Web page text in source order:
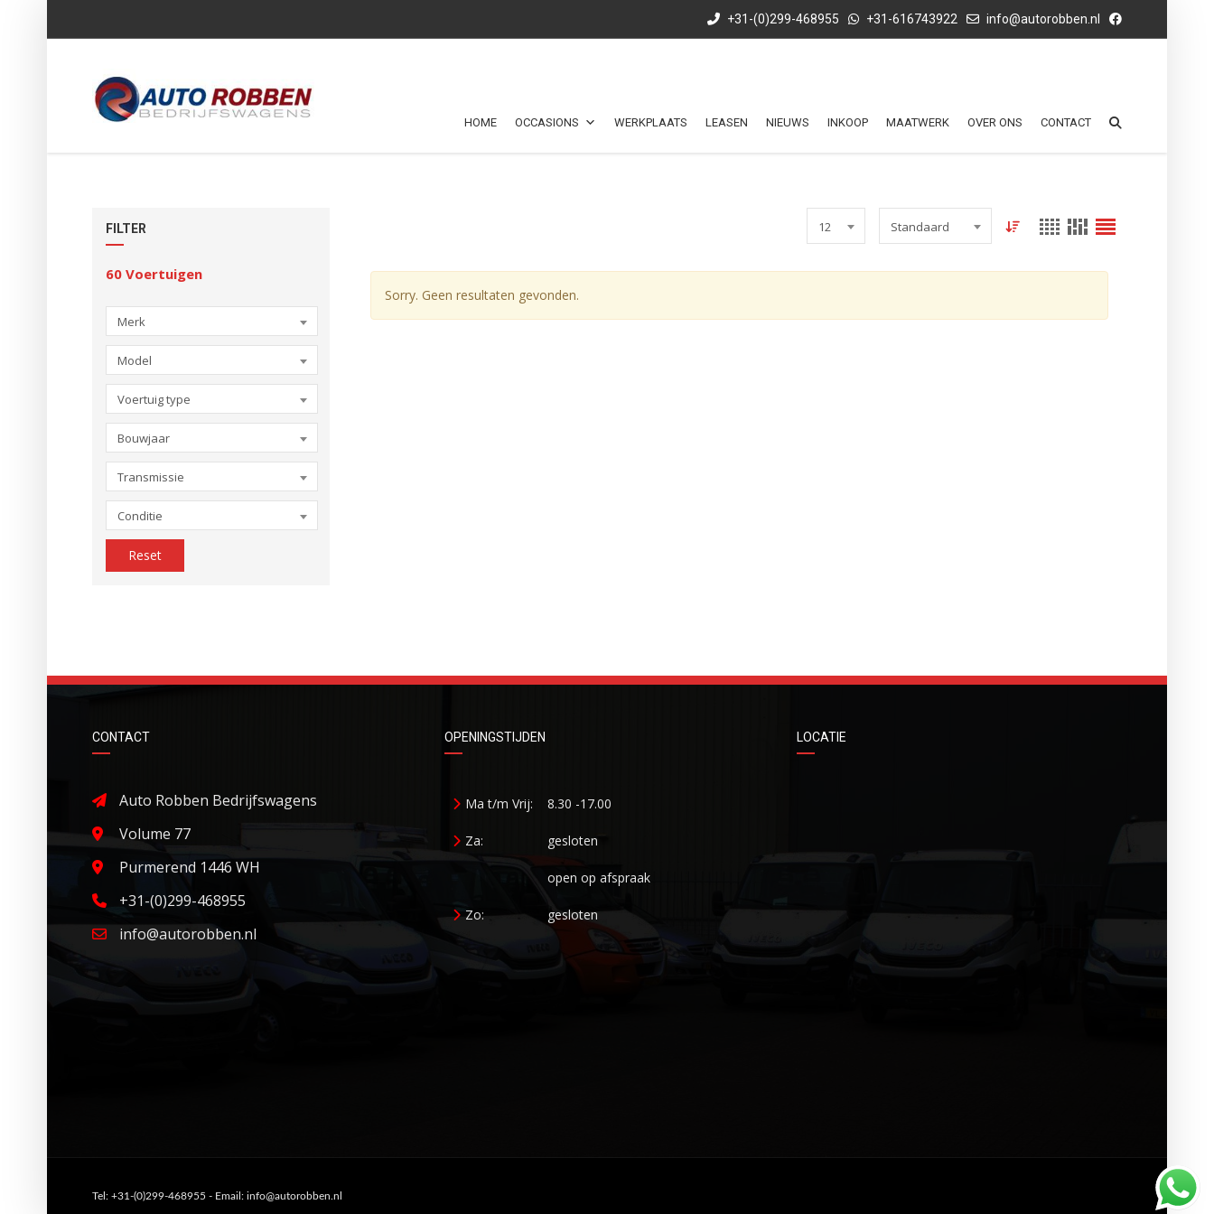
+31-(0)299-468955 +31-616743922 info@autorobben.nl
HOME OCCASIONS WERKPLAATS LEASEN NIEUWS INKOOP MAATWERK OVER ONS CONTACT
FILTER
60 Voertuigen
Merk
Model
Voertuig type
Bouwjaar
Transmissie
Conditie
Reset
12 Standaard
Sorry. Geen resultaten gevonden.
CONTACT
Auto Robben Bedrijfswagens
Volume 77
Purmerend 1446 WH
+31-(0)299-468955
info@autorobben.nl
OPENINGSTIJDEN
Ma t/m Vrij: 8.30 -17.00
Za: gesloten
open op afspraak
Zo: gesloten
LOCATIE
Tel: +31-(0)299-468955 - Email: info@autorobben.nl